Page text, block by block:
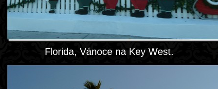
Florida, Vánoce na Key West.